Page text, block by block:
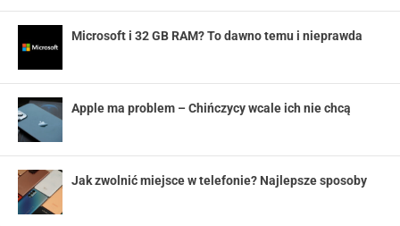
Microsoft i 32 GB RAM? To dawno temu i nieprawda
Apple ma problem – Chińczycy wcale ich nie chcą
Jak zwolnić miejsce w telefonie? Najlepsze sposoby